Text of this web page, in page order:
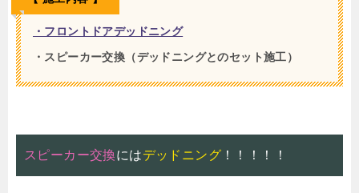
・フロントドアデッドニング
・スピーカー交換（デッドニングとのセット施工）
スピーカー交換にはデッドニング ！！！！！